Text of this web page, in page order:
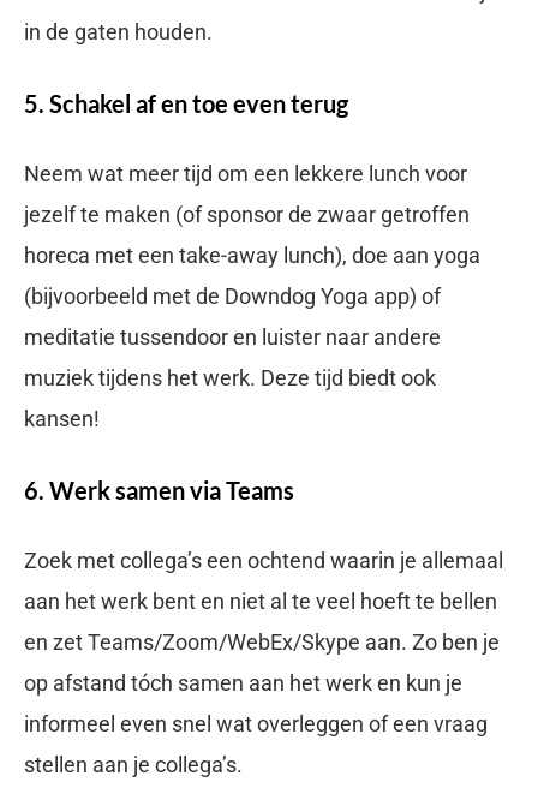
in de gaten houden.
5. Schakel af en toe even terug
Neem wat meer tijd om een lekkere lunch voor
jezelf te maken (of sponsor de zwaar getroffen
horeca met een take-away lunch), doe aan yoga
(bijvoorbeeld met de Downdog Yoga app) of
meditatie tussendoor en luister naar andere
muziek tijdens het werk. Deze tijd biedt ook
kansen!
6. Werk samen via Teams
Zoek met collega’s een ochtend waarin je allemaal
aan het werk bent en niet al te veel hoeft te bellen
en zet Teams/Zoom/WebEx/Skype aan. Zo ben je
op afstand tóch samen aan het werk en kun je
informeel even snel wat overleggen of een vraag
stellen aan je collega’s.